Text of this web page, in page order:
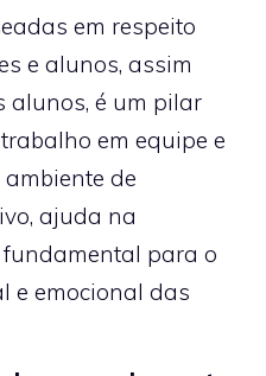
em respeito
e alunos, assim
alunos, é um pilar
em equipe e
de
ajuda na
fundamental para o
e emocional das